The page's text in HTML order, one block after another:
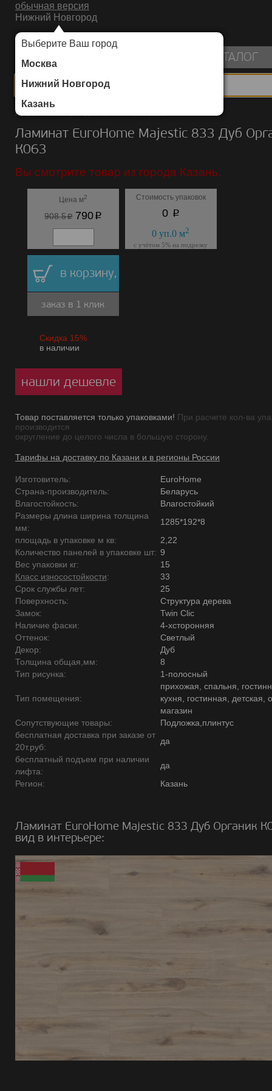
обычная версия
Нижний Новгород
Выберите Ваш город
Москва
Нижний Новгород
Казань
ИНТЕРНЕТ-МАГАЗИН НАПОЛЬНЫХ ПОКРЫТИЙ
КАТАЛОГ
Каталог/Ламинат/EuroHome/Majestic 833
Ламинат EuroHome Majestic 833 Дуб
К063
Вы смотрите товар из города Казань.
Цена м2
908.5p790p
Стоимость упаковок
0 p
0 уп.0 м2
с учётом 5% на подрезку
в корзину,
заказ в 1 клик
Скидка 15%
в наличии
нашли дешевле
Товар поставляется только упаковками! При расчете кол-ва
производится
округление до целого числа в большую сторону.
Тарифы на доставку по Казани и в регионы России
Изготовитель:
EuroHome
Страна-производитель:
Беларусь
Влагостойкость:
Влагостойкий
Размеры длина ширина толщина
мм:
1285*192*8
площадь в упаковке м кв:
2,22
Количество панелей в упаковке шт: 9
Вес упаковки кг:
15
Класс износостойкости:
33
Срок службы лет:
25
Поверхность:
Структура дерева
Замок:
Twin Clic
Наличие фаски:
4-хсторонняя
Оттенок:
Светлый
Декор:
Дуб
Толщина общая,мм:
8
Тип рисунка:
1-полосный
Тип помещения:
прихожая, спальня,
кухня, гостинная, детская,
магазин
Сопутствующие товары:
Подложка,плинтус
бесплатная доставка при заказе от
20т.руб:
да
бесплатный подъем при наличии
лифта:
да
Регион:
Казань
Ламинат EuroHome Majestic 833 Дуб Органик
вид в интерьере: